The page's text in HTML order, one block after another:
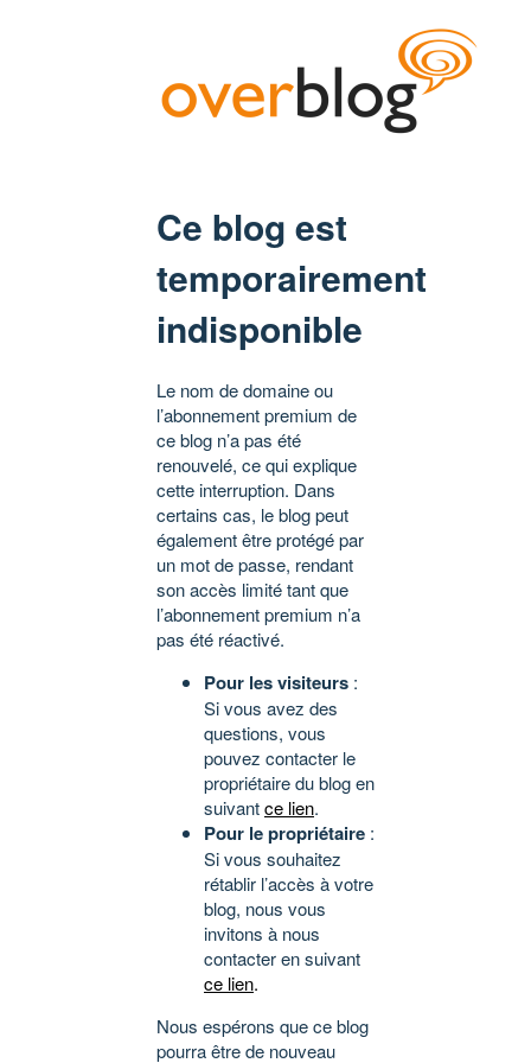
Ce blog est
temporairement
indisponible
Le nom de domaine ou
l’abonnement premium de
ce blog n’a pas été
renouvelé, ce qui explique
cette interruption. Dans
certains cas, le blog peut
également être protégé par
un mot de passe, rendant
son accès limité tant que
l’abonnement premium n’a
pas été réactivé.
Pour les visiteurs :
Si vous avez des
questions, vous
pouvez contacter le
propriétaire du blog en
suivantce lien.
Pour le propriétaire :
Si vous souhaitez
rétablir l’accès à votre
blog, nous vous
invitons à nous
contacter en suivant
ce lien.
Nous espérons que ce blog
pourra être de nouveau